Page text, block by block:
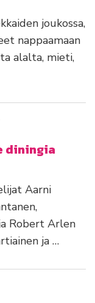
joukossa,
nappaamaan
alalta, mieti,
diningia
Aarni
Robert Arlen
ja …